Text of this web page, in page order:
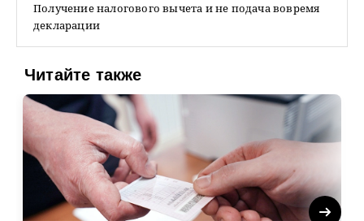
Получение налогового вычета и не подача вовремя
декларации
Читайте также
Next